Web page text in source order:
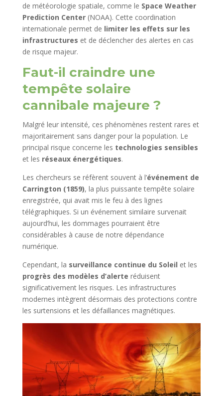
de météorologie spatiale, comme le Space Weather
Prediction Center(NOAA). Cette coordination
internationale permet de limiter les effets sur les
infrastructures et de déclencher des alertes en cas
de risque majeur.
Faut-il craindre une
tempête solaire
cannibale majeure ?
Malgré leur intensité, ces phénomènes restent rares et
majoritairement sans danger pour la population. Le
principal risque concerne les technologies sensibles
et les réseaux énergétiques.
Les chercheurs se réfèrent souvent à l’événement de
Carrington (1859), la plus puissante tempête solaire
enregistrée, qui avait mis le feu à des lignes
télégraphiques. Si un événement similaire survenait
aujourd’hui, les dommages pourraient être
considérables à cause de notre dépendance
numérique.
Cependant, la surveillance continue du Soleil et les
progrès des modèles d’alerte réduisent
significativement les risques. Les infrastructures
modernes intègrent désormais des protections contre
les surtensions et les défaillances magnétiques.